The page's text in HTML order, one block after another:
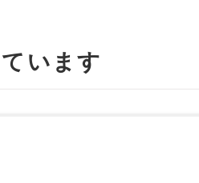
います